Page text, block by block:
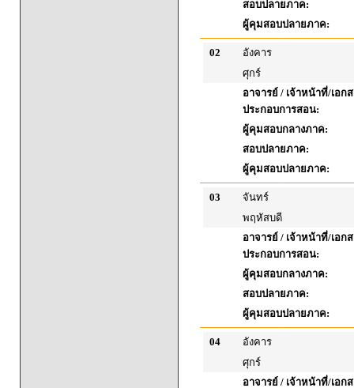
สอบปลายภาค:
ผู้คุมสอบปลายภาค:
02
อังคาร
ศุกร์
อาจารย์ / เจ้าหน้าที่/เอก
ประกอบการสอน:
ผู้คุมสอบกลางภาค:
สอบปลายภาค:
ผู้คุมสอบปลายภาค:
03
จันทร์
พฤหัสบดี
อาจารย์ / เจ้าหน้าที่/เอก
ประกอบการสอน:
ผู้คุมสอบกลางภาค:
สอบปลายภาค:
ผู้คุมสอบปลายภาค:
04
อังคาร
ศุกร์
อาจารย์ / เจ้าหน้าที่/เอก